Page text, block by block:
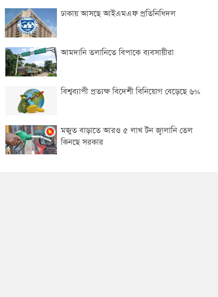
ঢাকায় আসছে আইএমএফ প্রতিনিধিদল
আমদানি তলানিতে বিপাকে ব্যবসায়ীরা
বিশ্বব্যাপী প্রত্যক্ষ বিদেশী বিনিয়োগ বেড়েছে ৬%
মজুত বাড়াতে আরও ৫ লাখ টন জ্বালানি তেল
কিনছে সরকার